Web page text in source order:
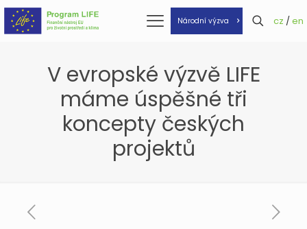
Národní výzva cz / en
V evropské výzvě LIFE
máme úspěšné tři
koncepty českých
projektů